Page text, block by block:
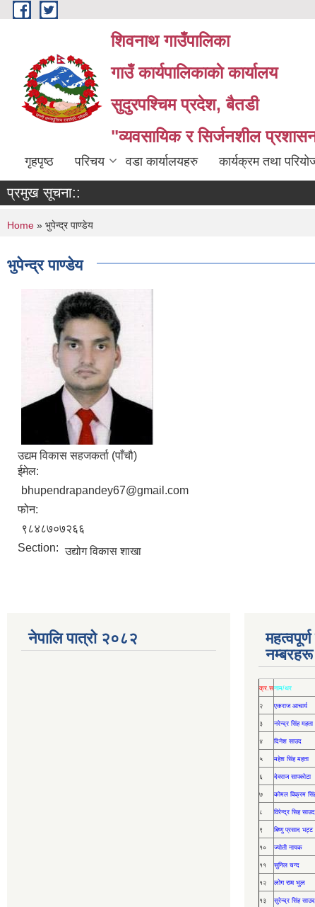
Skip to main content
शिवनाथ गाउँपालिका
गाउँ कार्यपालिकाकाे कार्यालय
सुदुरपश्चिम प्रदेश, बैतडी
"व्यवसायिक र सिर्जनशील
गृहपृष्ठ परिचय वडा कार्यालयहरु कार्यक्रम तथा
प्रमुख सूचना::
You are here
Home » भुपेन्द्र पाण्डेय
भुपेन्द्र पाण्डेय
उद्यम विकास सहजकर्ता (पाँचौ)
ईमेल:
bhupendrapandey67@gmail.com
फोन:
९८४८७०७२६६
Section: उद्योग विकास शाखा
नेपालि पात्रो २०८२
नम्बरहरू
क्र.सनाम/थर
२ एकराज आचार्य
३ नरेन्द्र सिंह महता
४ दिनेश साउद
५ महेश सिंह महता
६ देवराज सापकोटा
७ कोमल विक्रम
८ विरेन्द्र सिह साउद
९ बिष्णु प्रसाद भट्ट
१० ज्योती नायक
११ सुनिल चन्द
१२ लोग राम भुल
१३ सुरेन्द्र सिंह साउद